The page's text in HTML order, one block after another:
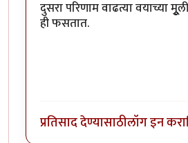
दुसरा परिणाम वाढत्या वयाच्या
ही फसतात.
प्रतिसाद देण्यासाठीलॉग इन करा